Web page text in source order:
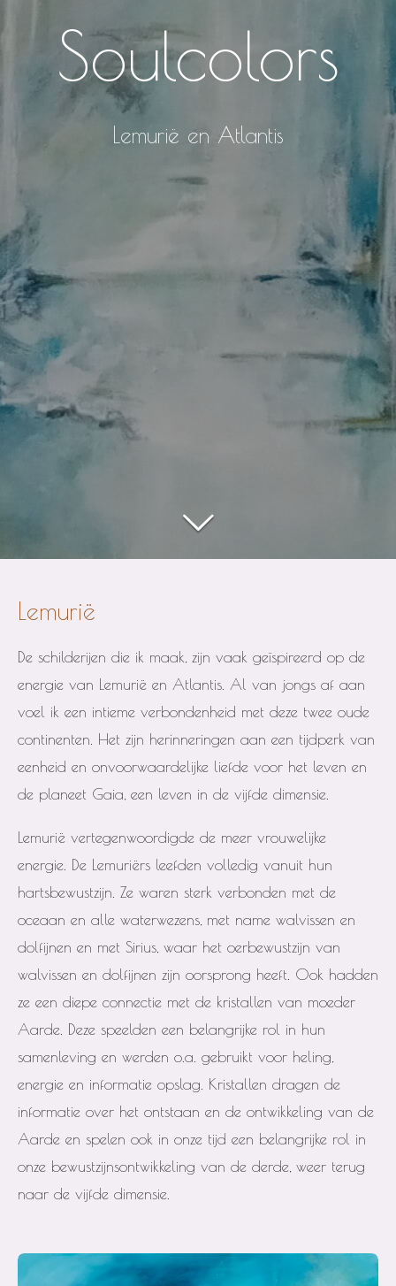
Soulcolors
Lemurië en Atlantis
Lemurië
De schilderijen die ik maak, zijn vaak geïspireerd op de
energie van Lemurië en Atlantis. Al van jongs af aan
voel ik een intieme verbondenheid met deze twee oude
continenten. Het zijn herinneringen aan een tijdperk van
eenheid en onvoorwaardelijke liefde voor het leven en
de planeet Gaia, een leven in de vijfde dimensie.
Lemurië vertegenwoordigde de meer vrouwelijke
energie. De Lemuriërs leefden volledig vanuit hun
hartsbewustzijn. Ze waren sterk verbonden met de
oceaan en alle waterwezens, met name walvissen en
dolfijnen en met Sirius, waar het oerbewustzijn van
walvissen en dolfijnen zijn oorsprong heeft. Ook hadden
ze een diepe connectie met de kristallen van moeder
Aarde. Deze speelden een belangrijke rol in hun
samenleving en werden o.a. gebruikt voor heling,
energie en informatie opslag. Kristallen dragen de
informatie over het ontstaan en de ontwikkeling van de
Aarde en spelen ook in onze tijd een belangrijke rol in
onze bewustzijnsontwikkeling van de derde, weer terug
naar de vijfde dimensie.